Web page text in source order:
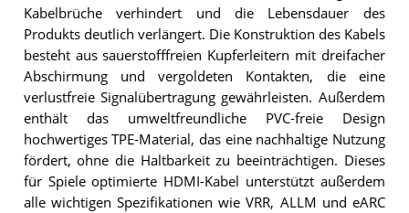
Kabelbrüche verhindert und die Lebensdauer des
Produkts deutlich verlängert. Die Konstruktion des Kabels
besteht aus sauerstofffreien Kupferleitern mit dreifacher
Abschirmung und vergoldeten Kontakten, die eine
verlustfreie Signalübertragung gewährleisten. Außerdem
enthält das umweltfreundliche PVC-freie Design
hochwertiges TPE-Material, das eine nachhaltige Nutzung
fördert, ohne die Haltbarkeit zu beeinträchtigen. Dieses
für Spiele optimierte HDMI-Kabel unterstützt außerdem
alle wichtigen Spezifikationen wie VRR, ALLM und eARC